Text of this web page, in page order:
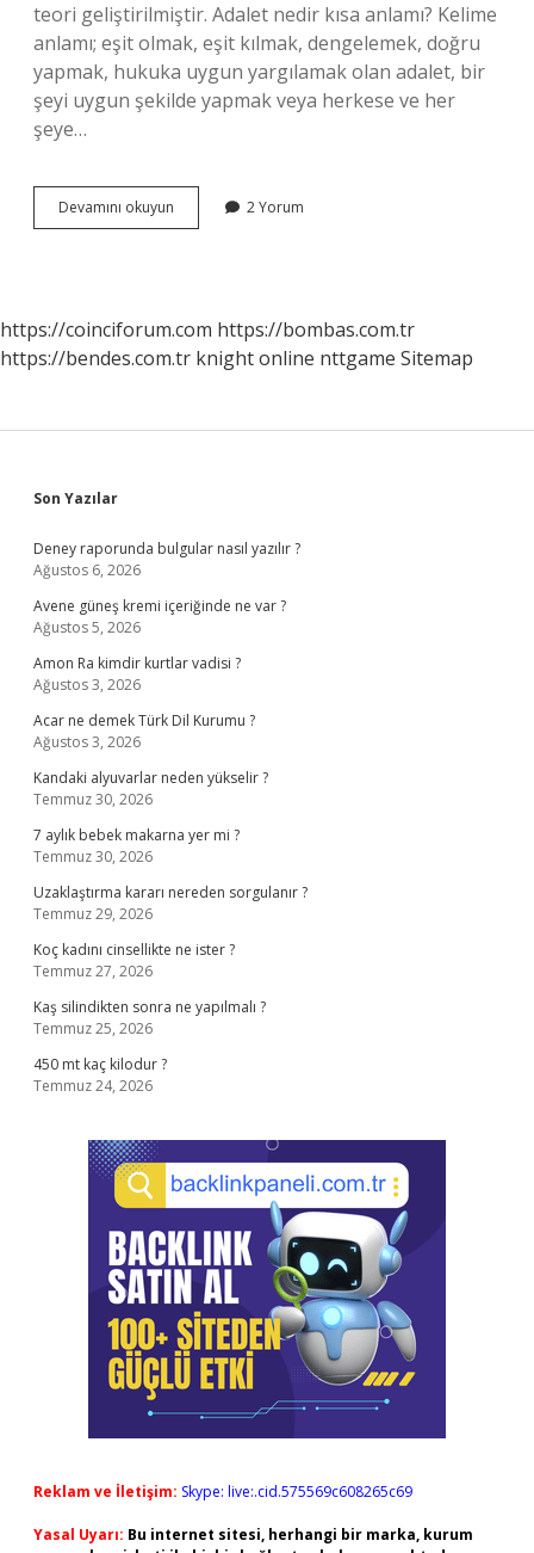
teori geliştirilmiştir. Adalet nedir kısa anlamı? Kelime
anlamı; eşit olmak, eşit kılmak, dengelemek, doğru
yapmak, hukuka uygun yargılamak olan adalet, bir
şeyi uygun şekilde yapmak veya herkese ve her
şeye…
Devamını okuyun
Kelimesi
2 Yorum
https://coinciforum.com https://bombas.com.tr
https://bendes.com.tr knight online nttgame Sitemap
Sidebar
Son Yazılar
Deney raporunda bulgular nasıl yazılır ?
Ağustos 6, 2026
Avene güneş kremi içeriğinde ne var ?
Ağustos 5, 2026
Amon Ra kimdir kurtlar vadisi ?
Ağustos 3, 2026
Acar ne demek Türk Dil Kurumu ?
Ağustos 3, 2026
Kandaki alyuvarlar neden yükselir ?
Temmuz 30, 2026
7 aylık bebek makarna yer mi ?
Temmuz 30, 2026
Uzaklaştırma kararı nereden sorgulanır ?
Temmuz 29, 2026
Koç kadını cinsellikte ne ister ?
Temmuz 27, 2026
Kaş silindikten sonra ne yapılmalı ?
Temmuz 25, 2026
450 mt kaç kilodur ?
Temmuz 24, 2026
Reklam ve İletişim: Skype: live:.cid.575569c608265c69
Yasal Uyarı: Bu internet sitesi, herhangi bir marka, kurum